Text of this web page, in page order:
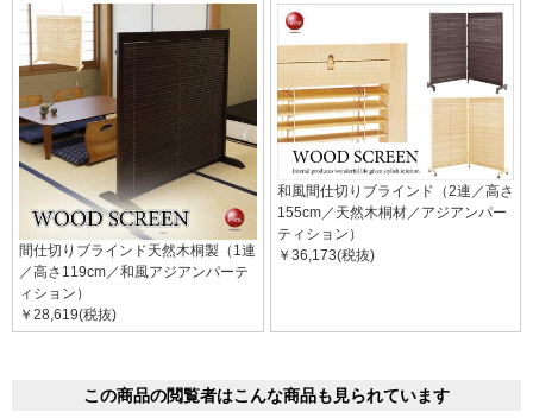
間仕切りブラインド天然木桐製（1連
／高さ119cm／和風アジアンパーテ
ィション）
￥28,619(税抜)
和風間仕切りブラインド（2連／高さ
155cm／天然木桐材／アジアンパー
ティション）
￥36,173(税抜)
この商品の閲覧者はこんな商品も見られています